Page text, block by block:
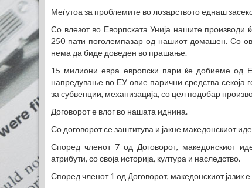
Меѓутоа за проблемите во лозарството еднаш
Со влезот во Еворпската Унија нашите
250 пати поголемпазар од нашиот домашен. Со
нема да биде доведен во прашање.
15 милиони евра европски пари ќе добиеме од
напредување во ЕУ овие парични средства секоја
за субвенции, механизација, со цел подобар
Договорот е влог во нашата иднина.
Со договорот се заштитува и јакне македонскиот
Според членот 7 од Договорот, македонскиот
атрибути, со своја историја, култура и наследство.
Според членот 1 од Договорот, македонскиот јазик